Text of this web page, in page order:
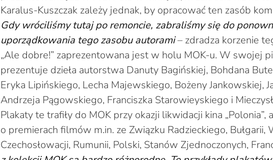
Karalus-Kuszczak zależy jednak, by opracować ten zasób
Gdy wróciliśmy tutaj po remoncie, zabraliśmy się do
uporządkowania tego zasobu autorami– zdradza korzenie
„Ale dobre!” zaprezentowana jest w holu MOK-u. W swojej
prezentuje dzieła autorstwa Danuty Bagińskiej, Bohdana
Eryka Lipińskiego, Lecha Majewskiego, Bożeny Jankowskiej,
Andrzeja Pągowskiego, Franciszka Starowieyskiego i
Plakaty te trafiły do MOK przy okazji likwidacji kina „Polonia”,
o premierach filmów m.in. ze Związku Radzieckiego, Bułgarii,
Czechosłowacji, Rumunii, Polski, Stanów Zjednoczonych,